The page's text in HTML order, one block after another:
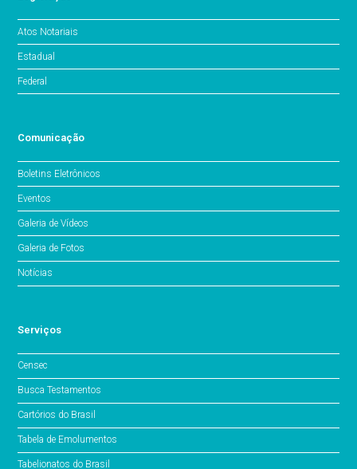
Atos Notariais
Estadual
Federal
Comunicação
Boletins Eletrônicos
Eventos
Galeria de Vídeos
Galeria de Fotos
Notícias
Serviços
Censec
Busca Testamentos
Cartórios do Brasil
Tabela de Emolumentos
Tabelionatos do Brasil